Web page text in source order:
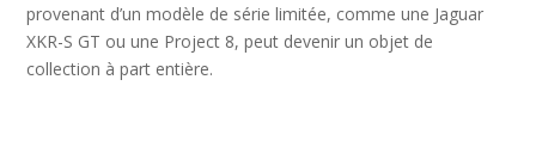
provenant d’un modèle de série limitée, comme une Jaguar
XKR-S GT ou une Project 8, peut devenir un objet de
collection à part entière.